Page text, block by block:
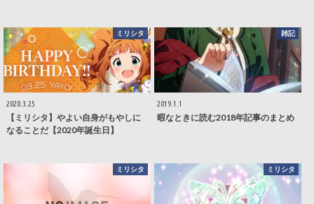
ミリシタ
2020.3.25
【ミリシタ】やよい自身がもやしに
なることだ【2020年誕生日】
雑記
2019.1.1
暇なときに読む2018年記事のまとめ
ミリシタ ミリシタ